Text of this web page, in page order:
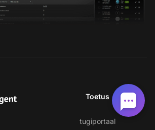
Toetus
tugiportaal